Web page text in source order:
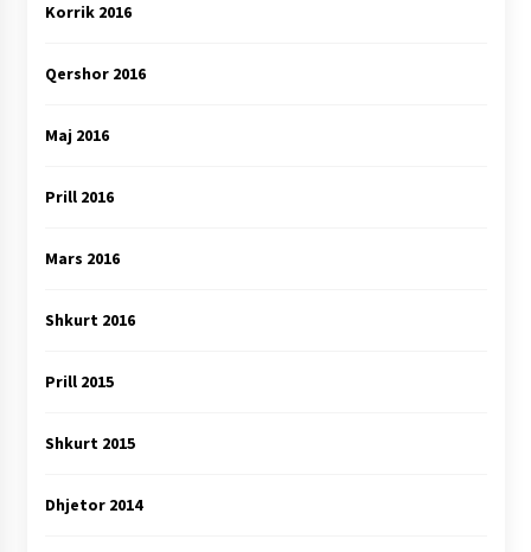
Korrik 2016
Qershor 2016
Maj 2016
Prill 2016
Mars 2016
Shkurt 2016
Prill 2015
Shkurt 2015
Dhjetor 2014